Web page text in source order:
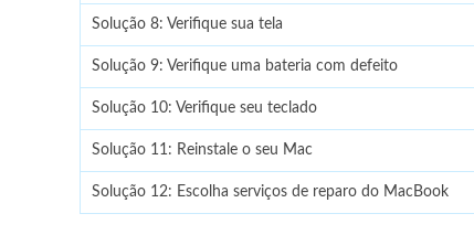
Solução 8: Verifique sua tela
Solução 9: Verifique uma bateria com defeito
Solução 10: Verifique seu teclado
Solução 11: Reinstale o seu Mac
Solução 12: Escolha serviços de reparo do MacBook